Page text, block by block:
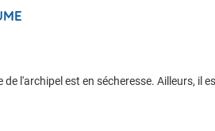
de l'archipel est en sécheresse. Ailleurs, il